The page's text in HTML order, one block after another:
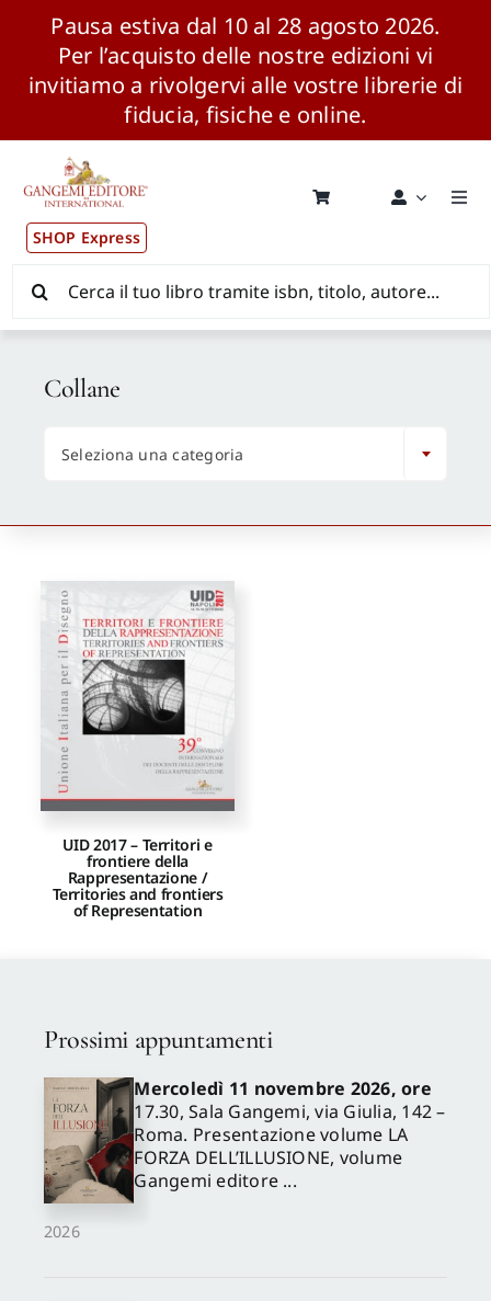
Pausa estiva dal 10 al 28 agosto 2026.
Per l’acquisto delle nostre edizioni vi
invitiamo a rivolgervi alle vostre librerie di
fiducia, fisiche e online.
contenuto
SHOP Express
Pubblicazioni
News ed Eventi
Distribuzione Wolrdwide
CONSIP / MEPA / ANVUR / CINECA
Autori
Proposte di pubblicazione
Gangemi Editore
per:
UID 2017 – Territori e
frontiere della
Rappresentazione /
Territories and frontiers
of Representation
Collane
Seleziona una categoria
Prossimi appuntamenti
2026
Mercoledì 11 novembre 2026, ore
17.30, Sala Gangemi, via Giulia, 142 –
Roma. Presentazione volume LA
FORZA DELL’ILLUSIONE, volume
Gangemi editore ...